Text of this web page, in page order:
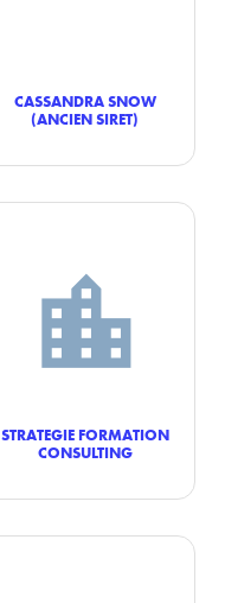
CASSANDRA SNOW
(ANCIEN SIRET)
STRATEGIE FORMATION
CONSULTING